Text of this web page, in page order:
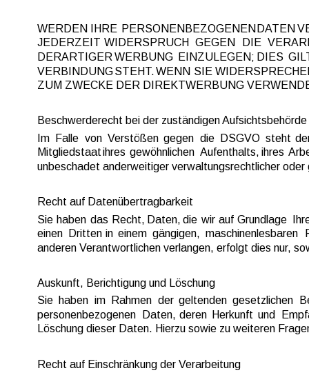
WERDEN IHRE PERSONENBEZOGENEN DATEN
JEDERZEIT WIDERSPRUCH GEGEN DIE
DERARTIGER WERBUNG EINZULEGEN; DIES
VERBINDUNG STEHT. WENN SIE
ZUM ZWECKE DER DIREKTWERBUNG
Beschwerderecht bei der zuständigen Aufsichtsbehörde
Im
Falle von Verstößen gegen die DSGVO steht
Mitgliedstaat ihres gewöhnlichen Aufenthalts, ihres
unbeschadet anderweitiger verwaltungsrechtlicher
Recht auf Daten­übertrag­barkeit
Sie haben das Recht, Daten, die wir auf Grundlage
einen
Dritten in einem gängigen, maschinenlesbaren
anderen Verantwortlichen verlangen, erfolgt dies nur,
Auskunft, Berichtigung und Löschung
Sie haben im Rahmen der geltenden gesetzlichen
personenbezogenen
Daten, deren Herkunft und
Löschung dieser Daten. Hierzu sowie zu weiteren
Recht auf Einschränkung der Verarbeitung